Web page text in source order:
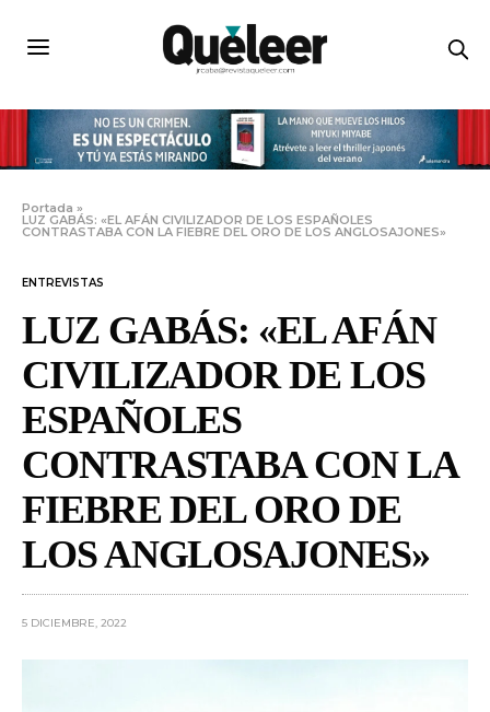
Portada »
LUZ GABÁS: «EL AFÁN CIVILIZADOR DE LOS ESPAÑOLES
CONTRASTABA CON LA FIEBRE DEL ORO DE LOS ANGLOSAJONES»
ENTREVISTAS
LUZ GABÁS: «EL AFÁN
CIVILIZADOR DE LOS
ESPAÑOLES
CONTRASTABA CON LA
FIEBRE DEL ORO DE
LOS ANGLOSAJONES»
5 DICIEMBRE, 2022